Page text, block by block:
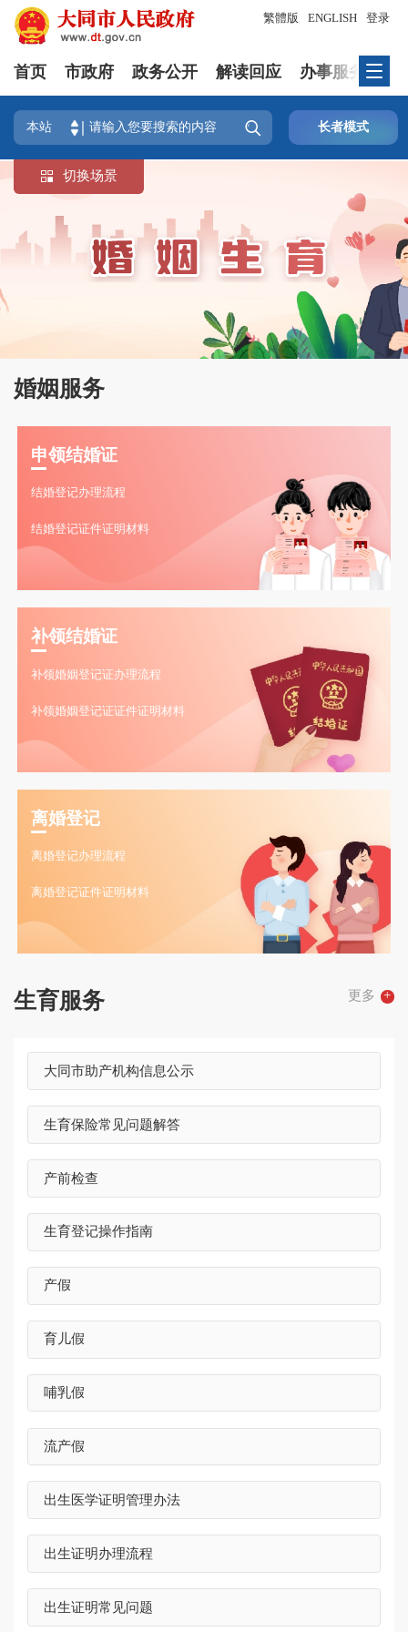
登录
繁體版 ENGLISH
首页 市政府 政务公开 解读回应 办事服务
本站  长者模式
 切换场景
婚姻服务
申领结婚证
结婚登记办理流程
结婚登记证件证明材料
补领结婚证
补领婚姻登记证办理流程
补领婚姻登记证证件证明材料
离婚登记
离婚登记办理流程
离婚登记证件证明材料
生育服务 更多 +
大同市助产机构信息公示
生育保险常见问题解答
产前检查
生育登记操作指南
产假
育儿假
哺乳假
流产假
出生医学证明管理办法
出生证明办理流程
出生证明常见问题